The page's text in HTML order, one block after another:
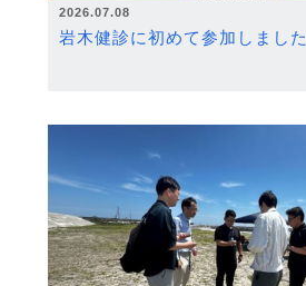
2026.07.08
岩木健診に初めて参加しました